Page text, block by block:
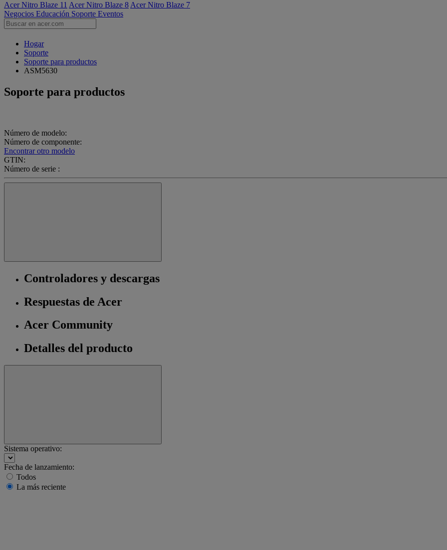
Acer Nitro Blaze 11 Acer Nitro Blaze 8 Acer Nitro Blaze 7
Negocios Educación Soporte Eventos
Hogar
Soporte
Soporte para productos
ASM5630
Soporte para productos
Número de modelo:
Número de componente:
Encontrar otro modelo
GTIN:
Número de serie :
Controladores y descargas
Respuestas de Acer
Acer Community
Detalles del producto
Sistema operativo:
Fecha de lanzamiento:
Todos
La más reciente